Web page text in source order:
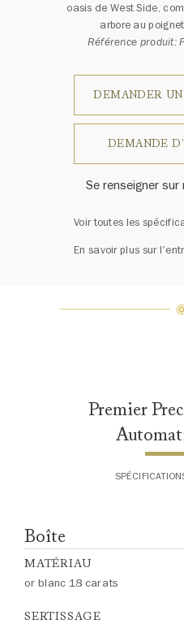
oasis de West Side,
arbore au
Référence produit:
DEMANDER
DEMANDE
Se renseigner sur
n'y a pas deux
ressemblent.»
Maison Harry
poids en carats et
Voir toutes les
En savoir plus sur
Premier
Boîte
MATÉRIAU
or blanc 18 carats
SERTISSAGE